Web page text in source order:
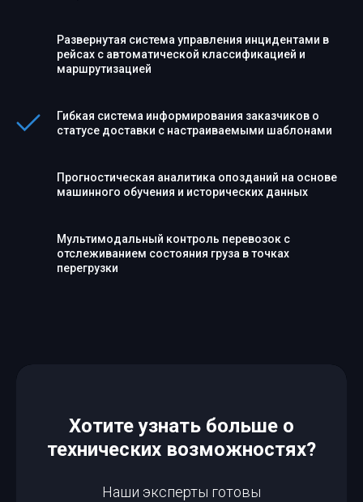
Развернутая система управления инцидентами в
рейсах с автоматической классификацией и
маршрутизацией
Гибкая система информирования заказчиков о
статусе доставки с настраиваемыми шаблонами
Прогностическая аналитика опозданий на основе
машинного обучения и исторических данных
Мультимодальный контроль перевозок с
отслеживанием состояния груза в точках
перегрузки
Хотите узнать больше о
технических возможностях?
Наши эксперты готовы